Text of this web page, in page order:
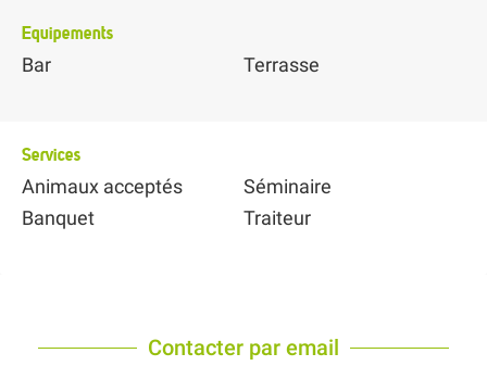
Equipements
Bar Terrasse
Services
Animaux acceptés
Banquet
Séminaire
Traiteur
Contacter par email